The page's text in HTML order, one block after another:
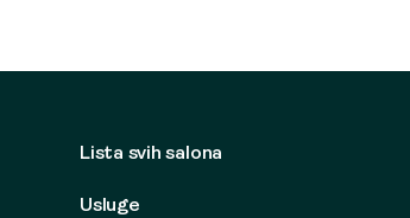
Lista svih salona
Usluge